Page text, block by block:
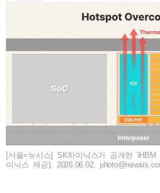
[서울=뉴시스] SK하이닉스가 공개한
이닉스 제공). 2026.06.02.